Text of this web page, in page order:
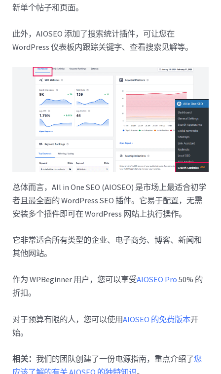
新单个帖子和页面。
此外，AIOSEO 添加了搜索统计插件，可让您在
WordPress 仪表板内跟踪关键字、查看搜索见解等。
总体而言，All in One SEO (AIOSEO) 是市场上最适合初学
者且最全面的 WordPress SEO 插件。它易于配置，无需
安装多个插件即可在 WordPress 网站上执行操作。
它非常适合所有类型的企业、电子商务、博客、新闻和
其他网站。
作为 WPBeginner 用户，您可以享受AIOSEO Pro 50% 的
折扣。
对于预算有限的人，您可以使用AIOSEO 的免费版本开
始。
相关：我们的团队创建了一份电源指南，重点介绍了您
应该了解的有关 AIOSEO 的独特知识。